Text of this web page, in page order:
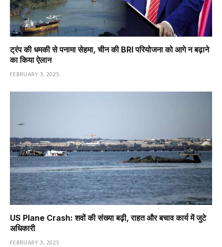
ट्रंप की धमकी से पनामा सेहमा, चीन की BRI परियोजना को आगे न बढ़ाने
का किया ऐलान
FEBRUARY 3, 2025
US Plane Crash: शवों की संख्या बढ़ी, राहत और बचाव कार्य में जुटे
अधिकारी
FEBRUARY 3, 2025